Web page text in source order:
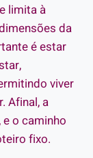
limita à
da
é estar
viver
Afinal, a
o caminho
fixo.